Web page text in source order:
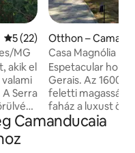
Átlagos értékelés: 5/5, 22
5 (22)
MG
akik el
Serra
Otthon –
Casa Magnólia
Espetacular
Gerais. Az 1600
feletti
faház a luxust
nyugalmával.
Camanducaia